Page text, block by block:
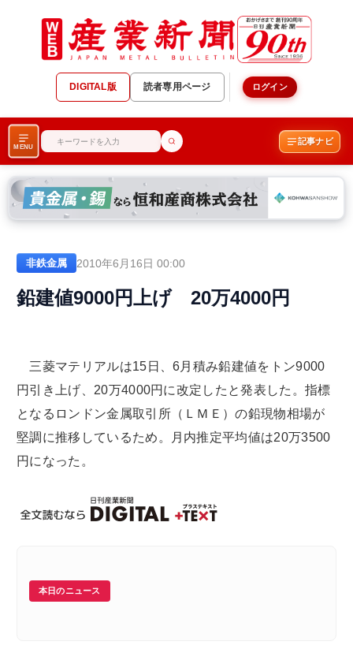
DIGITAL版 読者専用ページ ログイン
MENU
記事ナビ
非鉄金属 2010年6月16日 00:00
鉛建値9000円上げ 20万4000円
三菱マテリアルは15日、6月積み鉛建値をトン9000
円引き上げ、20万4000円に改定したと発表した。指標
となるロンドン金属取引所（ＬＭＥ）の鉛現物相場が
堅調に推移しているため。月内推定平均値は20万3500
円になった。
本日のニュース